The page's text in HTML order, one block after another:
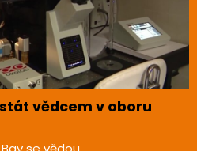
vědcem v oboru